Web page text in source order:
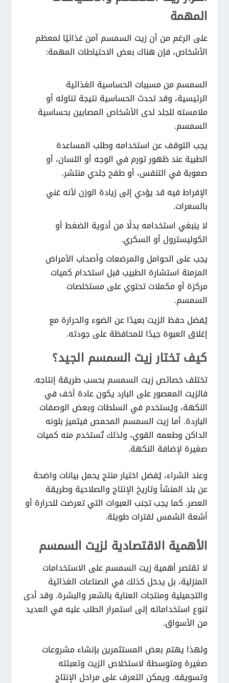
المهمة
على الرغم من أن زيت السمسم آمن غذائيًا لمعظم
الأشخاص، فإن هناك بعض الاحتياطات المهمة:
السمسم من مسببات الحساسية الغذائية
الرئيسية، وقد تحدث الحساسية نتيجة تناوله أو
ملامسته للجلد لدى الأشخاص المصابين بحساسية
السمسم.
يجب التوقف عن استخدامه وطلب المساعدة
الطبية عند ظهور تورم في الوجه أو اللسان، أو
صعوبة في التنفس، أو طفح جلدي منتشر.
الإفراط فيه قد يؤدي إلى زيادة الوزن لأنه غني
بالسعرات.
لا ينبغي استخدامه بدلًا من أدوية الضغط أو
الكوليسترول أو السكري.
يجب على الحوامل والمرضعات وأصحاب الأمراض
المزمنة استشارة الطبيب قبل استخدام كميات
مركزة أو مكملات تحتوي على مستخلصات
السمسم.
يُفضل حفظ الزيت بعيدًا عن الضوء والحرارة مع
إغلاق العبوة جيدًا للمحافظة على جودته.
كيف تختار زيت السمسم الجيد؟
تختلف خصائص زيت السمسم بحسب طريقة إنتاجه.
فالزيت المعصور على البارد يكون عادة أخف في
النكهة، ويُستخدم في السلطات وبعض الوصفات
الباردة. أما زيت السمسم المحمص فيتميز بلونه
الداكن وطعمه القوي، ولذلك تُستخدم منه كميات
صغيرة لإضافة النكهة.
وعند الشراء، يُفضل اختيار منتج يحمل بيانات واضحة
عن بلد المنشأ وتاريخ الإنتاج والصلاحية وطريقة
العصر. كما يجب تجنب العبوات التي تعرضت للحرارة أو
أشعة الشمس لفترات طويلة.
الأهمية الاقتصادية لزيت السمسم
لا تقتصر أهمية زيت السمسم على الاستخدامات
المنزلية، بل يدخل كذلك في الصناعات الغذائية
والتجميلية ومنتجات العناية بالشعر والبشرة. وقد أدى
تنوع استخداماته إلى استمرار الطلب عليه في العديد
من الأسواق.
ولهذا يهتم بعض المستثمرين بإنشاء مشروعات
صغيرة ومتوسطة لاستخلاص الزيت وتعبئته
وتسويقه. ويمكن التعرف على مراحل الإنتاج